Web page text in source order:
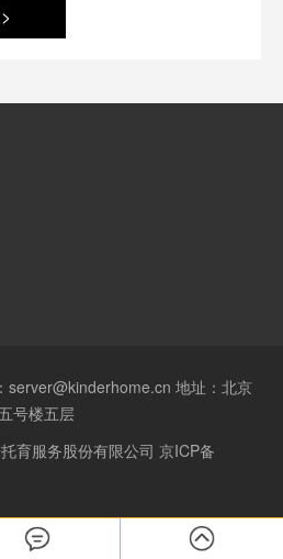
server@kinderhome.cn 地址：北京
号楼五层
育服务股份有限公司 京ICP备